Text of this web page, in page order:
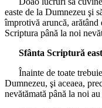
easte de la Dumnezeu şi
împrotivă aruncă,
Scriptura până la noi
Sfânta Scriptură
Înainte de toate
Dumnezeu, şi aceaea,
nevătămată până la noi au